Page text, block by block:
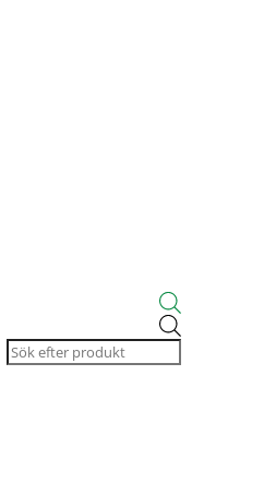
Products
search